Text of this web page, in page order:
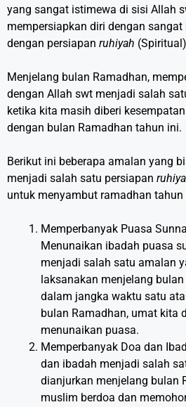
yang sangat istimewa di sisi Allah
mempersiapkan diri dengan
dengan persiapan ruhiyah
Menjelang bulan Ramadhan,
dengan Allah swt menjadi salah
ketika kita masih diberi
dengan bulan Ramadhan tahun ini.
Berikut ini beberapa amalan yang
menjadi salah satu persiapan
untuk menyambut ramadhan tahun
Memperbanyak Puasa
Menunaikan ibadah puasa
menjadi salah satu amalan
laksanakan menjelang
dalam jangka waktu satu
bulan Ramadhan, umat kita
menunaikan puasa.
Memperbanyak Doa dan
dan ibadah menjadi salah
dianjurkan menjelang bulan
muslim berdoa dan